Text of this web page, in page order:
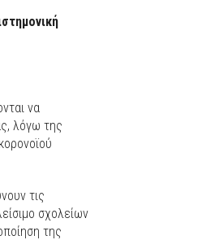
να
λόγω της
τις
σχολείων
της